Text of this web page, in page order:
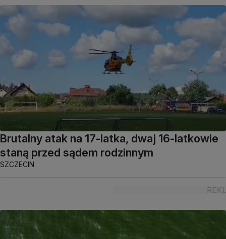
Brutalny atak na 17-latka, dwaj 16-latkowie
staną przed sądem rodzinnym
SZCZECIN